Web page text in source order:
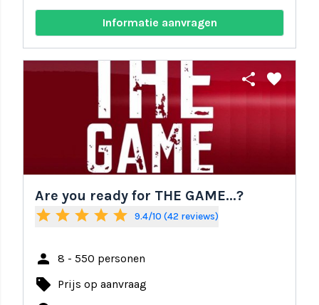
Informatie aanvragen
share favorite
Are you ready for THE GAME...?
star star star star star 9.4/10 (42 reviews)
person 8 - 550 personen
local_offer Prijs op aanvraag